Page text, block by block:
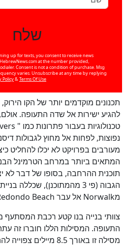
שלח
up for texts, you consent to receive news
at the number provided,
Consent is not a condition of purchase. Msg
varies. Unsubscribe at any time by replying
Policy&Terms Of Use
תכנונים מוקדמים יותר של הקו
טכנולוגיות בעבור פתרונות כמו "
נפוצות, לפחות אל מחוץ לגבולות
מעורבים בפרויקט לא יכלו להחליט
המתאים ביותר במרחב הטרמינל
תוכנית ההרחבה, בסופו של דבר לא
מNorwalk אל עבר Beach
צוותי בנייה בנו קטע רכבת המסתעף
התעופה. המסילות הללו חוברו זה
מסילה זו באורך 8.5